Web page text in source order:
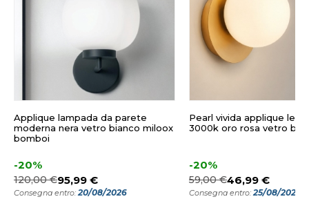
Applique lampada da parete
moderna nera vetro bianco miloox
bomboi
-20%
120,00 €95,99 €
Consegna entro:20/08/2026
Pearl vivida applique led
3000k oro rosa vetro
-20%
59,00 €46,99 €
Consegna entro:25/08/2026